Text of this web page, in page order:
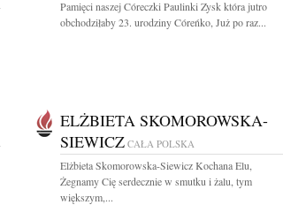
Pamięci naszej Córeczki Paulinki Zysk która jutro
obchodziłaby 23. urodziny Córeńko, Już po raz...
ELŻBIETA SKOMOROWSKA-
SIEWICZ CAŁA POLSKA
Elżbieta Skomorowska-Siewicz Kochana Elu,
Żegnamy Cię serdecznie w smutku i żalu, tym
większym,...